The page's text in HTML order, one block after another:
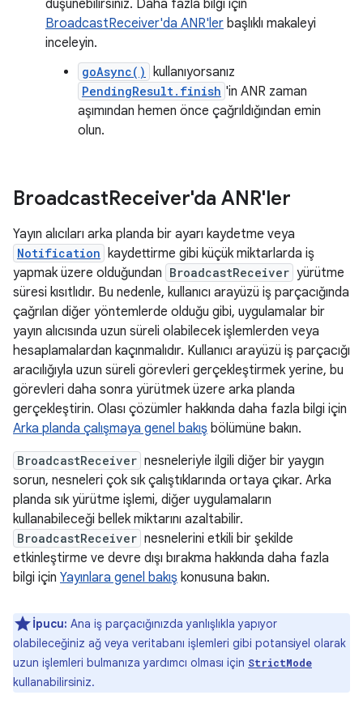
düşünebilirsiniz. Daha fazla bilgi için
BroadcastReceiver'da ANR'ler başlıklı makaleyi
inceleyin.
goAsync() kullanıyorsanız
PendingResult.finish 'in ANR zaman
aşımından hemen önce çağrıldığından emin
olun.
BroadcastReceiver'da ANR'ler
Yayın alıcıları arka planda bir ayarı kaydetme veya
Notification kaydettirme gibi küçük miktarlarda iş
yapmak üzere olduğundan BroadcastReceiver yürütme
süresi kısıtlıdır. Bu nedenle, kullanıcı arayüzü iş parçacığında
çağrılan diğer yöntemlerde olduğu gibi, uygulamalar bir
yayın alıcısında uzun süreli olabilecek işlemlerden veya
hesaplamalardan kaçınmalıdır. Kullanıcı arayüzü iş parçacığı
aracılığıyla uzun süreli görevleri gerçekleştirmek yerine, bu
görevleri daha sonra yürütmek üzere arka planda
gerçekleştirin. Olası çözümler hakkında daha fazla bilgi için
Arka planda çalışmaya genel bakış bölümüne bakın.
BroadcastReceiver nesneleriyle ilgili diğer bir yaygın
sorun, nesneleri çok sık çalıştıklarında ortaya çıkar. Arka
planda sık yürütme işlemi, diğer uygulamaların
kullanabileceği bellek miktarını azaltabilir.
BroadcastReceiver nesnelerini etkili bir şekilde
etkinleştirme ve devre dışı bırakma hakkında daha fazla
bilgi için Yayınlara genel bakış konusuna bakın.
İpucu: Ana iş parçacığınızda yanlışlıkla yapıyor
olabileceğiniz ağ veya veritabanı işlemleri gibi potansiyel olarak
uzun işlemleri bulmanıza yardımcı olması için StrictMode
kullanabilirsiniz.